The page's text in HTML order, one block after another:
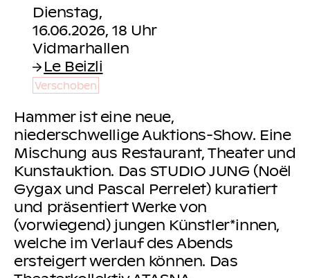
Dienstag,
16.06.2026, 18 Uhr
Le Beizli
Verschoben
Hammer ist eine neue,
niederschwellige Auktions-Show. Eine
Mischung aus Restaurant, Theater und
Kunstauktion. Das STUDIO JUNG (Noël
Gygax und Pascal Perrelet) kuratiert
und präsentiert Werke von
(vorwiegend) jungen Künstler*innen,
welche im Verlauf des Abends
ersteigert werden können. Das